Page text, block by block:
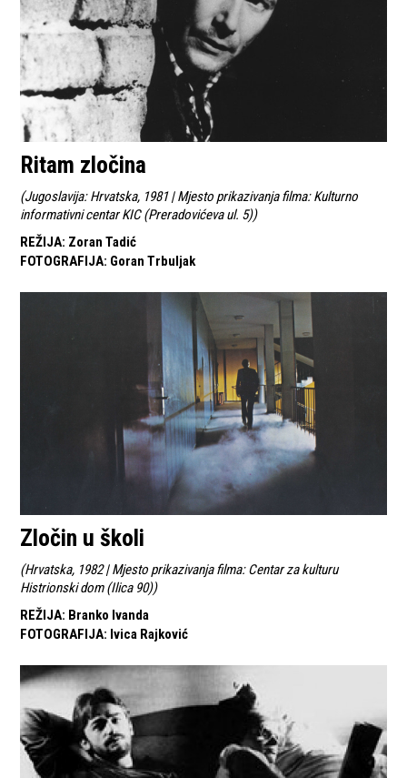
Ritam zločina
(Jugoslavija: Hrvatska, 1981 | Mjesto prikazivanja filma: Kulturno
informativni centar KIC (Preradovićeva ul. 5))
REŽIJA: Zoran Tadić
FOTOGRAFIJA: Goran Trbuljak
Zločin u školi
(Hrvatska, 1982 | Mjesto prikazivanja filma: Centar za kulturu
Histrionski dom (Ilica 90))
REŽIJA: Branko Ivanda
FOTOGRAFIJA: Ivica Rajković